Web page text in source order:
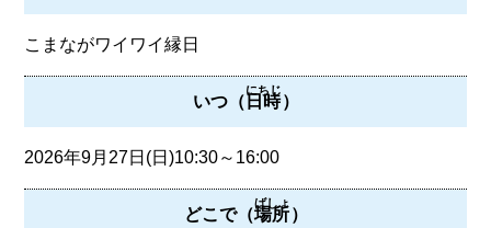
こまながワイワイ縁日
いつ（日時
にちじ
）
2026年9月27日(日)10:30～16:00
どこで（場所
ばしょ
）